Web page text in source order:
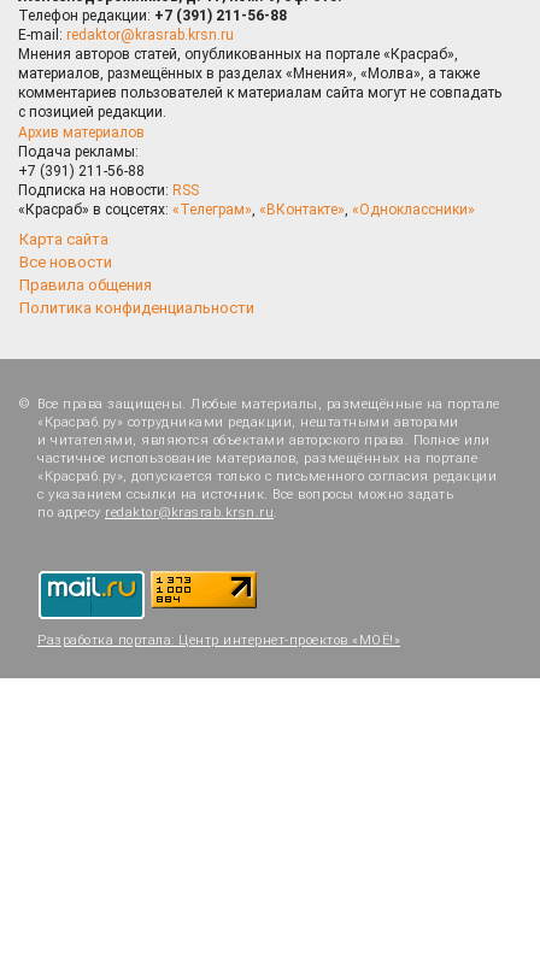
Телефон редакции: +7 (391) 211-56-88
E-mail: redaktor@krasrab.krsn.ru
Мнения авторов статей, опубликованных на портале «Красраб»,
материалов, размещённых в разделах «Мнения», «Молва», а также
комментариев пользователей к материалам сайта могут не совпадать
с позицией редакции.
Архив материалов
Подача рекламы:
+7 (391) 211-56-88
Подписка на новости: RSS
«Красраб» в соцсетях: «Телеграм», «ВКонтакте», «Одноклассники»
Карта сайта
Все новости
Правила общения
Политика конфиденциальности
Все права защищены. Любые материалы, размещённые на портале
«Красраб.ру» сотрудниками редакции, нештатными авторами
и читателями, являются объектами авторского права. Полное или
частичное использование материалов, размещённых на портале
«Красраб.ру», допускается только с письменного согласия редакции
с указанием ссылки на источник. Все вопросы можно задать
по адресу redaktor@krasrab.krsn.ru.
Разработка портала: Центр интернет-проектов «МОЁ!»